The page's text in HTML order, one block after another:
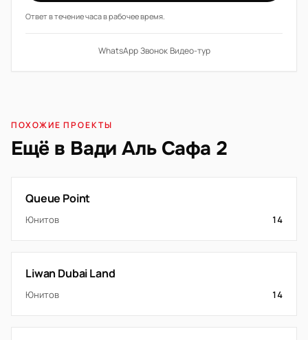
Ответ в течение часа в рабочее время.
WhatsApp·Звонок·Видео-тур
ПОХОЖИЕ ПРОЕКТЫ
Ещё в Вади Аль Сафа 2
Queue Point
Юнитов 14
Liwan Dubai Land
Юнитов 14